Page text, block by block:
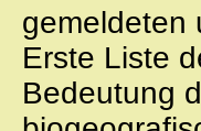
gemeldeten
Erste Liste
Bedeutung